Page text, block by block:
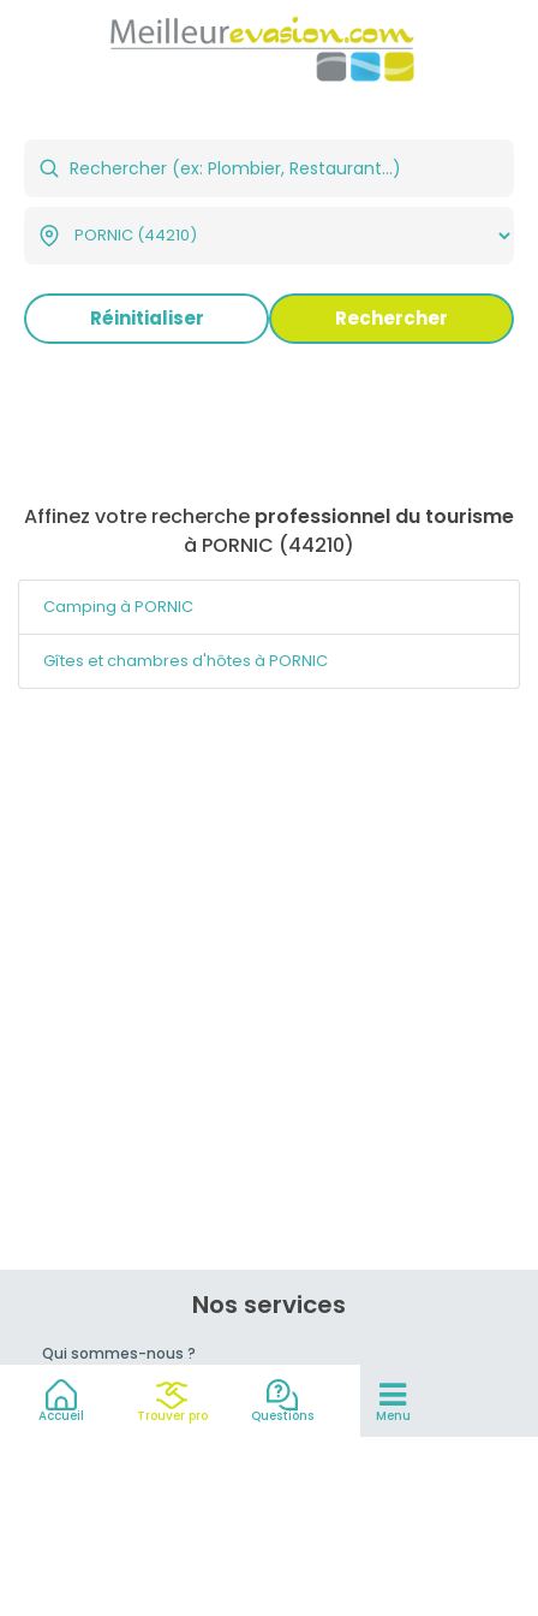
Accueil Trouver pro Questions Menu
Réinitialiser Rechercher
Affinez votre recherche professionnel du tourisme
à PORNIC (44210)
Camping à PORNIC
Gîtes et chambres d'hôtes à PORNIC
Nos services
Qui sommes-nous ?
Rejoignez-nous !
Conseils du pro